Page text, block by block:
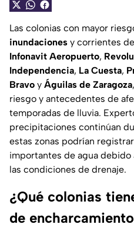
Las colonias con mayor
inundaciones y corrientes
Infonavit Aeropuerto,
Independencia, La Cuesta,
Bravo y Águilas de Zaragoza
riesgo y antecedentes de
temporadas de lluvia.
precipitaciones continúan
estas zonas podrían
importantes de agua
las condiciones de drenaje.
¿Qué colonias
de